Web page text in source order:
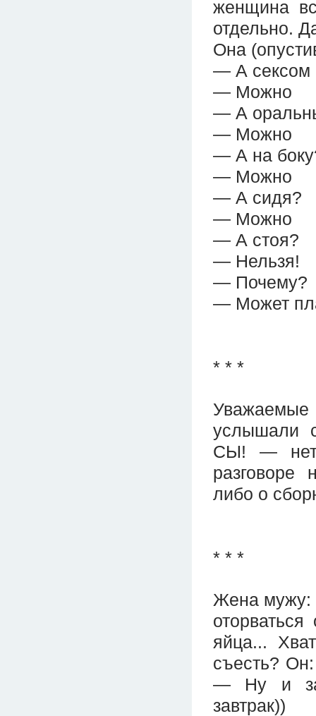
женщина
отдельно.
Она
— А сексом
— Можно
— А
— Можно
— А на
— Можно
— А сидя?
— Можно
— А стоя?
— Нельзя!
— Почему?
— Может
* * *
услышали
СЫ! — нет
разговоре
либо о
* * *
Жена мужу:
яйца...
съесть?
— Ну и
завтрак))